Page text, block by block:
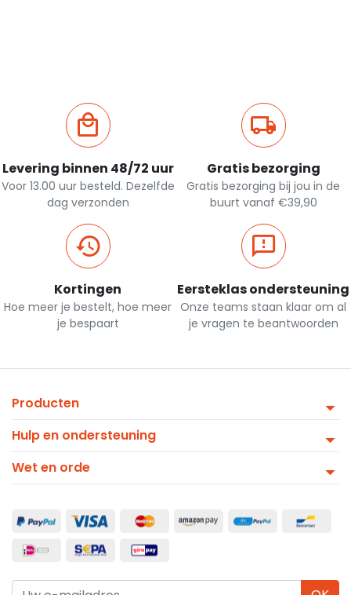
Levering binnen 48/72 uur
Voor 13.00 uur besteld. Dezelfde
dag verzonden
Gratis bezorging
Gratis bezorging bij jou in de
buurt vanaf €39,90
Kortingen
Hoe meer je bestelt, hoe meer
je bespaart
Eersteklas ondersteuning
Onze teams staan klaar om al
je vragen te beantwoorden
Producten
Hulp en ondersteuning
Wet en orde